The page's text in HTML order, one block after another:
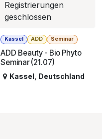
Registrierungen
geschlossen
Kassel ADD Seminar
ADD Beauty - Bio Phyto
Seminar (21.07)
Kassel Deutschland